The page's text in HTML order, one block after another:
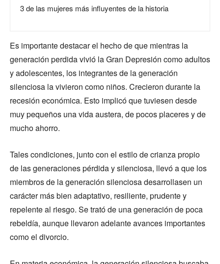
3 de las mujeres más influyentes de la historia
Es importante destacar el hecho de que mientras la
generación perdida vivió la Gran Depresión como adultos
y adolescentes, los integrantes de la generación
silenciosa la vivieron como niños. Crecieron durante la
recesión económica. Esto implicó que tuviesen desde
muy pequeños una vida austera, de pocos placeres y de
mucho ahorro.
Tales condiciones, junto con el estilo de crianza propio
de las generaciones pérdida y silenciosa, llevó a que los
miembros de la generación silenciosa desarrollasen un
carácter más bien adaptativo, resiliente, prudente y
repelente al riesgo. Se trató de una generación de poca
rebeldía, aunque llevaron adelante avances importantes
como el divorcio.